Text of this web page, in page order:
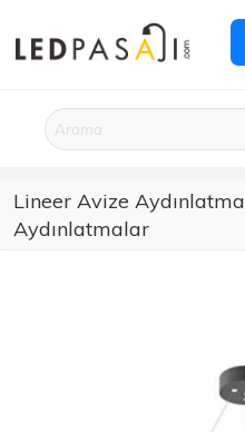
Lineer Avize Aydınlatma
Aydınlatmalar